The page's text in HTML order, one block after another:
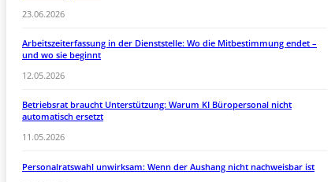
23.06.2026
Arbeitszeiterfassung in der Dienststelle: Wo die Mitbestimmung endet –
und wo sie beginnt
12.05.2026
Betriebsrat braucht Unterstützung: Warum KI Büropersonal nicht
automatisch ersetzt
11.05.2026
Personalratswahl unwirksam: Wenn der Aushang nicht nachweisbar ist